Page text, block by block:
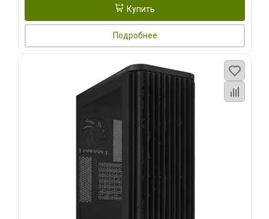
Купить
Подробнее